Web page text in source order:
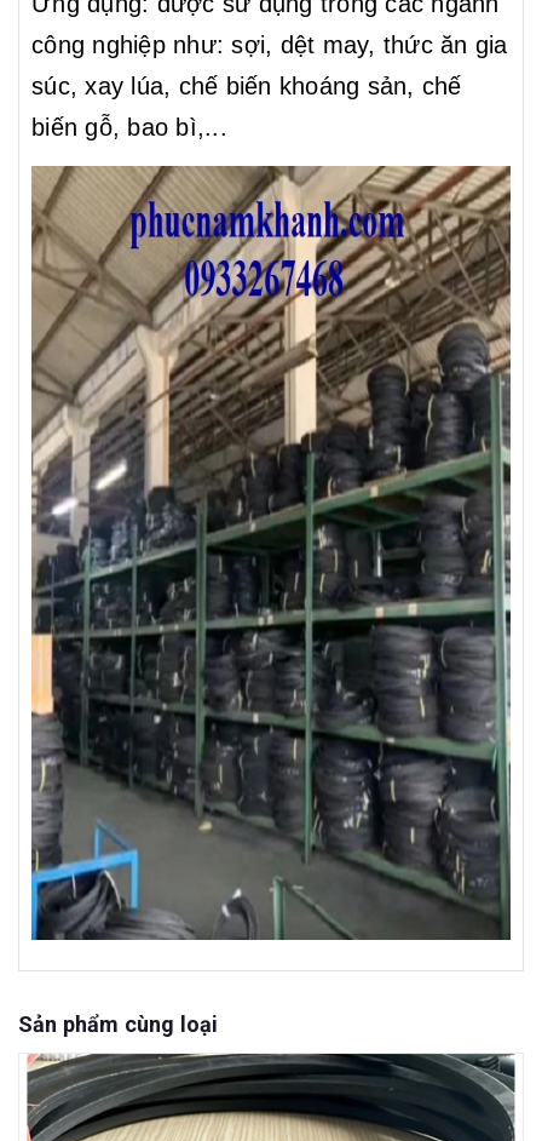
công nghiệp như: sợi, dệt may, thức ăn gia
súc, xay lúa, chế biến khoáng sản, chế
biến gỗ, bao bì,...
Sản phẩm cùng loại